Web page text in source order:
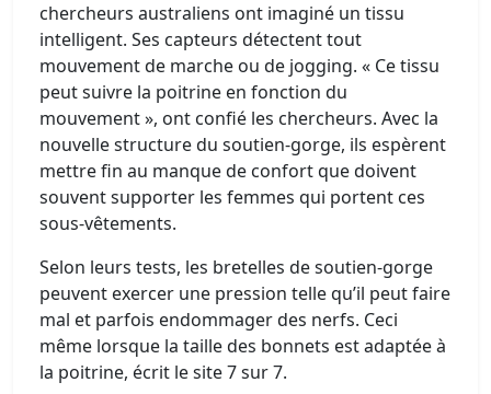
chercheurs australiens ont imaginé un tissu
intelligent. Ses capteurs détectent tout
mouvement de marche ou de jogging. « Ce tissu
peut suivre la poitrine en fonction du
mouvement », ont confié les chercheurs. Avec la
nouvelle structure du soutien-gorge, ils espèrent
mettre fin au manque de confort que doivent
souvent supporter les femmes qui portent ces
sous-vêtements.
Selon leurs tests, les bretelles de soutien-gorge
peuvent exercer une pression telle qu’il peut faire
mal et parfois endommager des nerfs. Ceci
même lorsque la taille des bonnets est adaptée à
la poitrine, écrit le site 7 sur 7.